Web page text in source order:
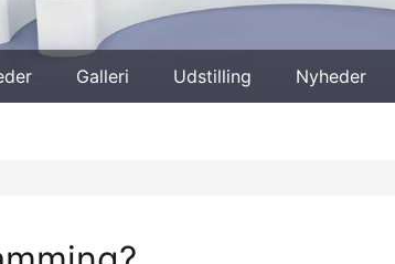
Galleri Udstilling Nyheder